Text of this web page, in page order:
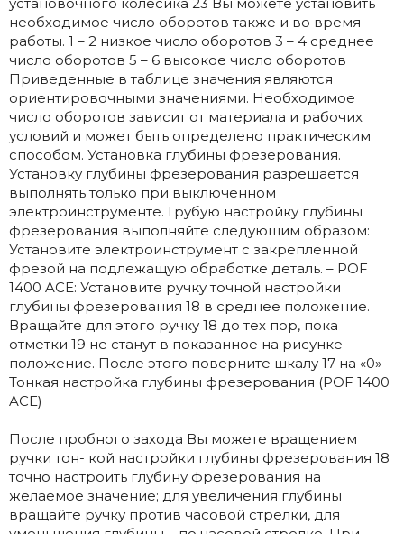
необходимое число оборотов также и во время
работы. 1 – 2 низкое число оборотов 3 – 4 среднее
число оборотов 5 – 6 высокое число оборотов
Приведенные в таблице значения являются
ориентировочными значениями. Необходимое
число оборотов зависит от материала и рабочих
условий и может быть определено практическим
способом. Установка глубины фрезерования.
Установку глубины фрезерования разрешается
выполнять только при выключенном
электроинструменте. Грубую настройку глубины
фрезерования выполняйте следующим образом:
Установите электроинструмент с закрепленной
фрезой на подлежащую обработке деталь. – POF
1400 ACE: Установите ручку точной настройки
глубины фрезерования 18 в среднее положение.
Вращайте для этого ручку 18 до тех пор, пока
отметки 19 не станут в показанное на рисунке
положение. После этого поверните шкалу 17 на «0»
Тонкая настройка глубины фрезерования (POF 1400
ACE)
После пробного захода Вы можете вращением
ручки тон- кой настройки глубины фрезерования 18
точно настроить глубину фрезерования на
желаемое значение; для увеличения глубины
вращайте ручку против часовой стрелки, для